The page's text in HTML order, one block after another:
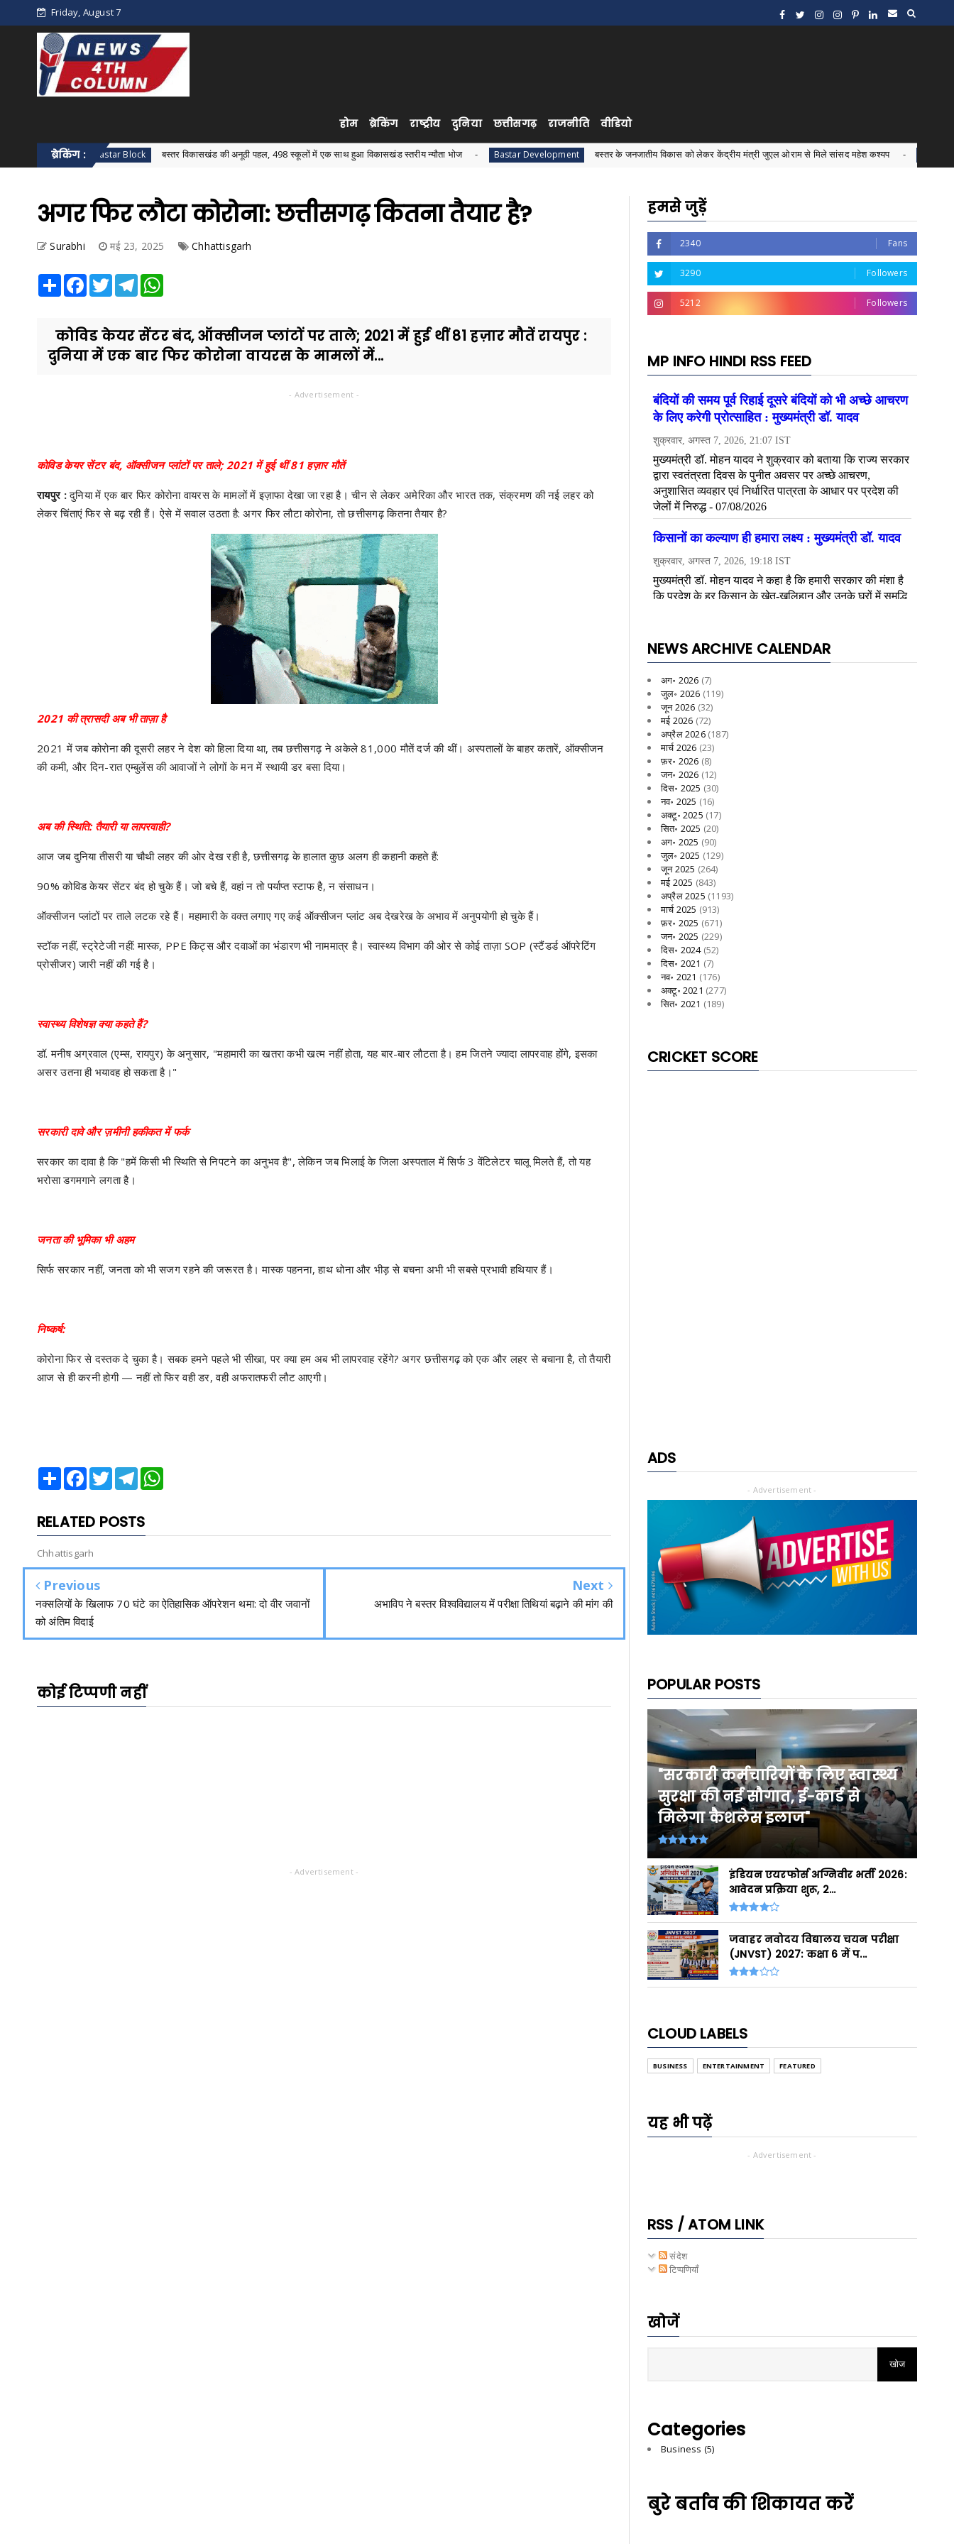
Friday, August 7
होम ब्रेकिंग राष्ट्रीय दुनिया छत्तीसगढ़ राजनीति वीडियो
ब्रेकिंग :
Bastar Block बस्तर विकासखंड की अनूठी पहल, 498 स्कूलों में एक साथ हुआ विकासखंड स्तरीय न्यौता भोज Bastar Development बस्तर के जनजातीय विकास को लेकर केंद्रीय मंत्री जुएल ओराम से मिले सांसद महेश कश्यप Bastar News
अगर फिर लौटा कोरोना: छत्तीसगढ़ कितना तैयार है?
Surabhi मई 23, 2025 Chhattisgarh
Share Facebook
TwitterTelegram
कोविड केयर सेंटर बंद, ऑक्सीजन प्लांटों पर ताले; 2021 में हुई थीं 81 हज़ार मौतें रायपुर :
दुनिया में एक बार फिर कोरोना वायरस के मामलों में...
- Advertisement -
कोविड केयर सेंटर बंद, ऑक्सीजन प्लांटों पर ताले; 2021 में हुई थीं 81 हज़ार मौतें
रायपुर :दुनिया में एक बार फिर कोरोना वायरस के मामलों में इज़ाफा देखा जा रहा है। चीन से लेकर अमेरिका और भारत तक, संक्रमण की नई लहर को
लेकर चिंताएं फिर से बढ़ रही हैं। ऐसे में सवाल उठता है: अगर फिर लौटा कोरोना, तो छत्तीसगढ़ कितना तैयार है?
2021 की त्रासदी अब भी ताज़ा है
2021 में जब कोरोना की दूसरी लहर ने देश को हिला दिया था, तब छत्तीसगढ़ ने अकेले 81,000 मौतें दर्ज की थीं। अस्पतालों के बाहर कतारें, ऑक्सीजन
की कमी, और दिन-रात एम्बुलेंस की आवाजों ने लोगों के मन में स्थायी डर बसा दिया।
अब की स्थिति: तैयारी या लापरवाही?
आज जब दुनिया तीसरी या चौथी लहर की ओर देख रही है, छत्तीसगढ़ के हालात कुछ अलग ही कहानी कहते हैं:
90% कोविड केयर सेंटर बंद हो चुके हैं। जो बचे हैं, वहां न तो पर्याप्त स्टाफ है, न संसाधन।
ऑक्सीजन प्लांटों पर ताले लटक रहे हैं। महामारी के वक्त लगाए गए कई ऑक्सीजन प्लांट अब देखरेख के अभाव में अनुपयोगी हो चुके हैं।
स्टॉक नहीं, स्ट्रेटेजी नहीं: मास्क, PPE किट्स और दवाओं का भंडारण भी नाममात्र है। स्वास्थ्य विभाग की ओर से कोई ताज़ा SOP (स्टैंडर्ड ऑपरेटिंग
प्रोसीजर) जारी नहीं की गई है।
स्वास्थ्य विशेषज्ञ क्या कहते हैं?
डॉ. मनीष अग्रवाल (एम्स, रायपुर) के अनुसार, "महामारी का खतरा कभी खत्म नहीं होता, यह बार-बार लौटता है। हम जितने ज्यादा लापरवाह होंगे, इसका
असर उतना ही भयावह हो सकता है।"
सरकारी दावे और ज़मीनी हकीकत में फर्क
सरकार का दावा है कि "हमें किसी भी स्थिति से निपटने का अनुभव है", लेकिन जब भिलाई के जिला अस्पताल में सिर्फ 3 वेंटिलेटर चालू मिलते हैं, तो यह
भरोसा डगमगाने लगता है।
जनता की भूमिका भी अहम
सिर्फ सरकार नहीं, जनता को भी सजग रहने की जरूरत है। मास्क पहनना, हाथ धोना और भीड़ से बचना अभी भी सबसे प्रभावी हथियार हैं।
निष्कर्ष:
कोरोना फिर से दस्तक दे चुका है। सबक हमने पहले भी सीखा, पर क्या हम अब भी लापरवाह रहेंगे? अगर छत्तीसगढ़ को एक और लहर से बचाना है, तो तैयारी
आज से ही करनी होगी — नहीं तो फिर वही डर, वही अफरातफरी लौट आएगी।
Share Facebook
TwitterTelegram
RELATED POSTS
Chhattisgarh
Previous
नक्सलियों के खिलाफ 70 घंटे का ऐतिहासिक ऑपरेशन थमा: दो वीर जवानों
को अंतिम विदाई
Next
अभाविप ने बस्तर विश्वविद्यालय में परीक्षा तिथियां बढ़ाने की मांग की
कोई टिप्पणी नहीं
- Advertisement -
हमसे जुड़ें
2340 Fans
3290 Followers
5212 Followers
MP INFO HINDI RSS FEED
NEWS ARCHIVE CALENDAR
अग॰ 2026 (7)
जुल॰ 2026 (119)
जून 2026 (32)
मई 2026 (72)
अप्रैल 2026(187)
मार्च 2026 (23)
फ़र॰ 2026 (8)
जन॰ 2026 (12)
दिस॰ 2025 (30)
नव॰ 2025 (16)
अक्टू॰ 2025 (17)
सित॰ 2025 (20)
अग॰ 2025 (90)
जुल॰ 2025 (129)
जून 2025 (264)
मई 2025 (843)
अप्रैल 2025 (1193)
मार्च 2025 (913)
फ़र॰ 2025 (671)
जन॰ 2025 (229)
दिस॰ 2024(52)
दिस॰ 2021 (7)
नव॰ 2021 (176)
अक्टू॰ 2021 (277)
सित॰ 2021 (189)
CRICKET SCORE
ADS
- Advertisement -
POPULAR POSTS
"सरकारी कर्मचारियों के लिए स्वास्थ्य
सुरक्षा की नई सौगात, ई-कार्ड से
मिलेगा कैशलेस इलाज"
इंडियन एयरफोर्स अग्निवीर भर्ती 2026:
आवेदन प्रक्रिया शुरू, 2...
जवाहर नवोदय विद्यालय चयन परीक्षा
(JNVST) 2027: कक्षा 6 में प...
CLOUD LABELS
BUSINESS ENTERTAINMENT FEATURED
यह भी पढ़ें
- Advertisement -
RSS / ATOM LINK
संदेश
टिप्पणियाँ
खोजें
Categories
Business (5)
बुरे बर्ताव की शिकायत करें